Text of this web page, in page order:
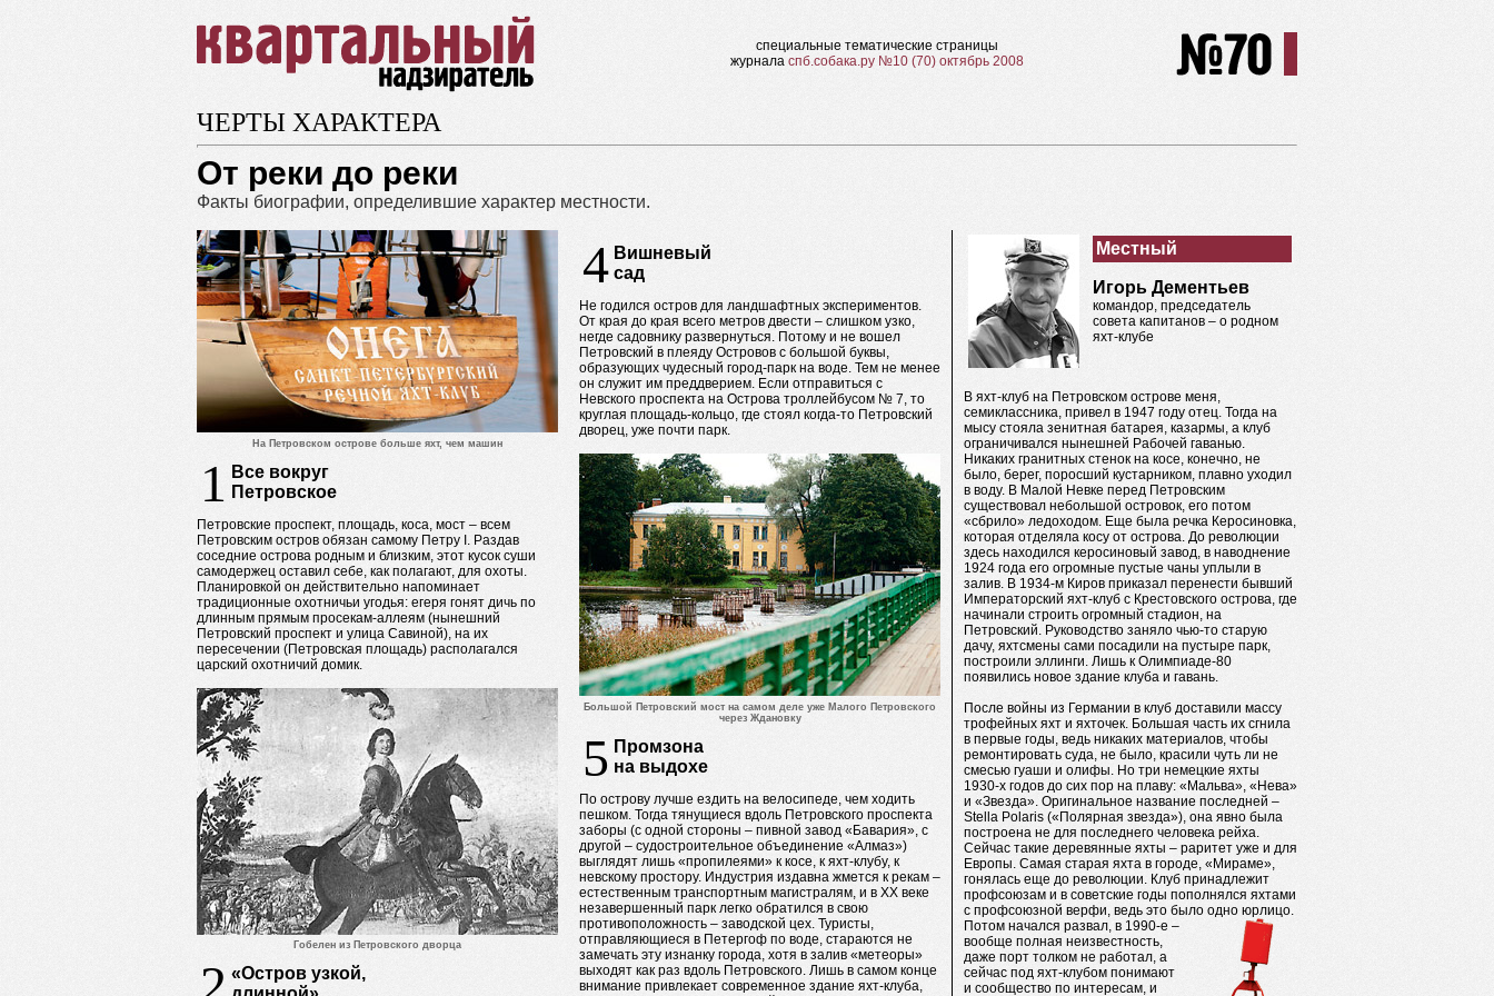
специальные тематические страницы
журнала спб.собака.ру №10 (70) октябрь 2008
ЧЕРТЫ ХАРАКТЕРА
От реки до реки
Факты биографии, определившие характер местности.
На Петровском острове больше яхт, чем машин
1
Все вокруг
Петровское
Петровские проспект, площадь, коса, мост – всем
Петровским остров обязан самому Петру I. Раздав
соседние острова родным и близким, этот кусок суши
самодержец оставил себе, как полагают, для охоты.
Планировкой он действительно напоминает
традиционные охотничьи угодья: егеря гонят дичь по
длинным прямым просекам-аллеям (нынешний
Петровский проспект и улица Савиной), на их
пересечении (Петровская площадь) располагался
царский охотничий домик.
Гобелен из Петровского дворца
«Остров узкой,
4 Вишневый
сад
Не годился остров для ландшафтных экспериментов.
От края до края всего метров двести – слишком узко,
негде садовнику развернуться. Потому и не вошел
Петровский в плеяду Островов с большой буквы,
образующих чудесный город-парк на воде. Тем не менее
он служит им преддверием. Если отправиться с
Невского проспекта на Острова троллейбусом № 7, то
круглая площадь-кольцо, где стоял когда-то Петровский
дворец, уже почти парк.
Большой Петровский мост на самом деле уже Малого Петровского
через Ждановку
5 Промзона
на выдохе
По острову лучше ездить на велосипеде, чем ходить
пешком. Тогда тянущиеся вдоль Петровского проспекта
заборы (с одной стороны – пивной завод «Бавария», с
другой – судостроительное объединение «Алмаз»)
выглядят лишь «пропилеями» к косе, к яхт-клубу, к
невскому простору. Индустрия издавна жмется к рекам –
естественным транспортным магистралям, и в ХХ веке
незавершенный парк легко обратился в свою
противоположность – заводской цех. Туристы,
отправляющиеся в Петергоф по воде, стараются не
замечать эту изнанку города, хотя в залив «метеоры»
выходят как раз вдоль Петровского. Лишь в самом конце
внимание привлекает современное здание яхт-клуба,
Местный
Игорь Дементьев
командор, председатель
совета капитанов – о родном
яхт-клубе
В яхт-клуб на Петровском острове меня,
семиклассника, привел в 1947 году отец. Тогда на
мысу стояла зенитная батарея, казармы, а клуб
ограничивался нынешней Рабочей гаванью.
Никаких гранитных стенок на косе, конечно, не
было, берег, поросший кустарником, плавно уходил
в воду. В Малой Невке перед Петровским
существовал небольшой островок, его потом
«сбрило» ледоходом. Еще была речка Керосиновка,
которая отделяла косу от острова. До революции
здесь находился керосиновый завод, в наводнение
1924 года его огромные пустые чаны уплыли в
залив. В 1934-м Киров приказал перенести бывший
Императорский яхт-клуб с Крестовского острова, где
начинали строить огромный стадион, на
Петровский. Руководство заняло чью-то старую
дачу, яхтсмены сами посадили на пустыре парк,
построили эллинги. Лишь к Олимпиаде-80
появились новое здание клуба и гавань.
После войны из Германии в клуб доставили массу
трофейных яхт и яхточек. Большая часть их сгнила
в первые годы, ведь никаких материалов, чтобы
ремонтировать суда, не было, красили чуть ли не
смесью гуаши и олифы. Но три немецкие яхты
1930-х годов до сих пор на плаву: «Мальва», «Нева»
и «Звезда». Оригинальное название последней –
Stella Polaris («Полярная звезда»), она явно была
построена не для последнего человека рейха.
Сейчас такие деревянные яхты – раритет уже и для
Европы. Самая старая яхта в городе, «Мираме»,
гонялась еще до революции. Клуб принадлежит
профсоюзам и в советские годы пополнялся яхтами
с профсоюзной верфи, ведь это было одно юрлицо.
Потом начался развал, в 1990-е –
вообще полная неизвестность,
даже порт толком не работал, а
сейчас под яхт-клубом понимают
и сообщество по интересам, и